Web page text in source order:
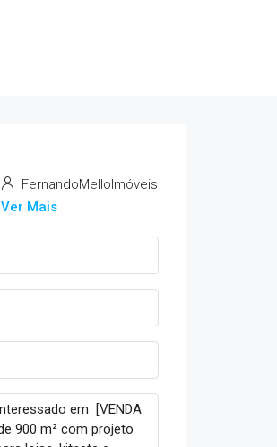
FernandoMelloImóveis
Ver Mais